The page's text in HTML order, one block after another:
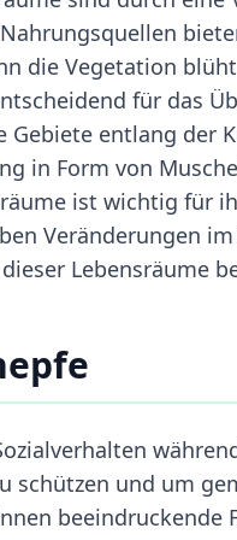
die Vegetation
für das
entlang der
in Form von
ist wichtig für
Veränderungen
Lebensräume
schützen und um
beeindruckende